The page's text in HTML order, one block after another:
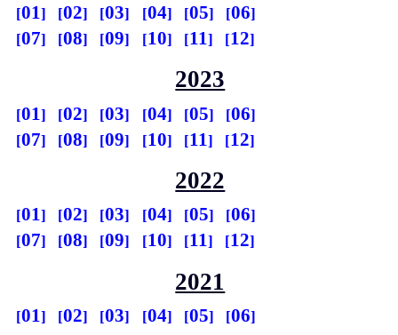
01 02 03 04 05
06
07
08 09 10 11 12
2023
01 02 03 04 05
06
07
08 09 10 11 12
2022
01 02 03 04 05
06
07
08 09 10 11 12
2021
01 02 03 04 05
06